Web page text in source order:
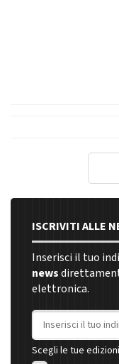
ISCRIVITI ALLE
Inserisci il tuo
news
elettronica.
Indirizzo email
Scegli le tue